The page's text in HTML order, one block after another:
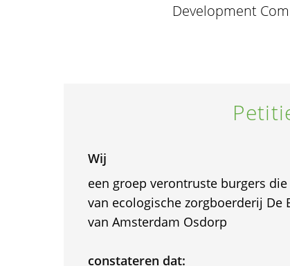
Development
Wij
een groep verontruste burgers
van ecologische zorgboerderij De
van Amsterdam Osdorp
constateren dat: